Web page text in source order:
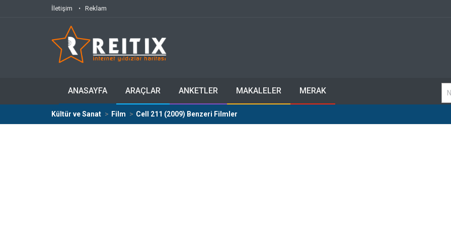
İletişim Reklam
ANASAYFA ARAÇLAR ANKETLER MAKALELER MERAK
Kültür ve Sanat Film Cell 211 (2009) Benzeri Filmler